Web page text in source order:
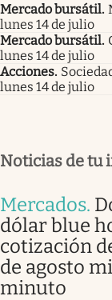
Mercado bursátil.
lunes 14 de julio
Mercado bursátil.
lunes 14 de julio
Acciones.
lunes 14 de julio
Noticias de tu
Mercados.
dólar blue
cotización
de agosto
minuto